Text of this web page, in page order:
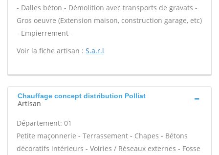
- Dalles béton - Démolition avec transports de gravats -
Gros oeuvre (Extension maison, construction garage, etc)
- Empierrement -
Voir la fiche artisan : S.a.r.l
Chauffage concept distribution Polliat
Artisan
Département: 01
Petite maçonnerie - Terrassement - Chapes - Bétons
décoratifs intérieurs - Voiries / Réseaux externes - Fosse